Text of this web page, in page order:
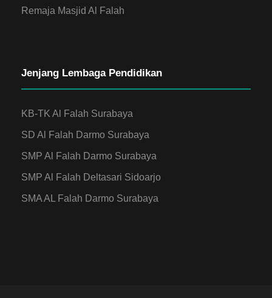
Remaja Masjid Al Falah
Jenjang Lembaga Pendidikan
KB-TK Al Falah Surabaya
SD Al Falah Darmo Surabaya
SMP Al Falah Darmo Surabaya
SMP Al Falah Deltasari Sidoarjo
SMA AL Falah Darmo Surabaya